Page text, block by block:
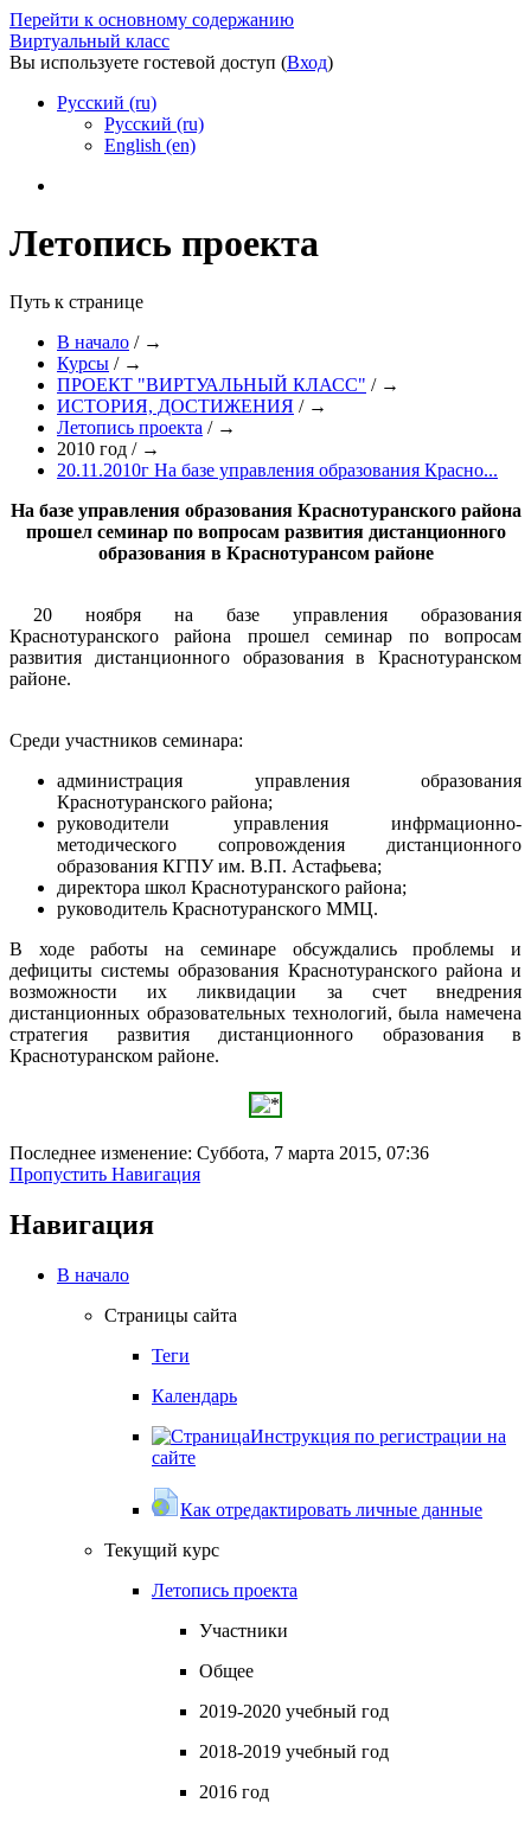
Перейти к основному содержанию
Виртуальный класс
Вы используете гостевой доступ (Вход)
Русский ‎(ru)‎
Русский ‎(ru)‎
English ‎(en)‎
Летопись проекта
Путь к странице
В начало / →
Курсы / →
ПРОЕКТ "ВИРТУАЛЬНЫЙ КЛАСС" / →
ИСТОРИЯ, ДОСТИЖЕНИЯ / →
Летопись проекта / →
2010 год / →
20.11.2010г На базе управления образования Красно...
На базе управления образования Краснотуранского района
прошел семинар по вопросам развития дистанционного
образования в Краснотурансом районе
20 ноября на базе управления образования
Краснотуранского района прошел семинар по вопросам
развития дистанционного образования в Краснотуранском
районе.
Среди участников семинара:
администрация управления образования
Краснотуранского района;
руководители управления инфрмационно-
методического сопровождения дистанционного
образования КГПУ им. В.П. Астафьева;
директора школ Краснотуранского района;
руководитель Краснотуранского ММЦ.
В ходе работы на семинаре обсуждались проблемы и
дефициты системы образования Краснотуранского района и
возможности их ликвидации за счет внедрения
дистанционных образовательных технологий, была намечена
стратегия развития дистанционного образования в
Краснотуранском районе.
Последнее изменение: Суббота, 7 марта 2015, 07:36
Пропустить Навигация
Навигация
В начало
Страницы сайта
Теги
Календарь
Инструкция по регистрации на
сайте
Как отредактировать личные данные
Текущий курс
Летопись проекта
Участники
Общее
2019-2020 учебный год
2018-2019 учебный год
2016 год